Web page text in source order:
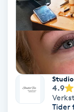
Healing
Herrklippning
HIFU
Hollywood Peel
Studio
4.9
Tider